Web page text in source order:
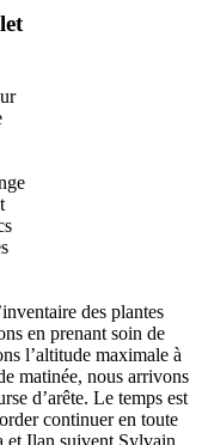
des plantes
en prenant soin de
l’altitude maximale à
matinée, nous arrivons
d’arête. Le temps est
continuer en toute
et Ilan suivent Sylvain